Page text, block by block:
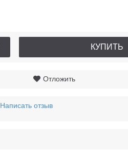
КУПИТЬ
Отложить
Написать отзыв